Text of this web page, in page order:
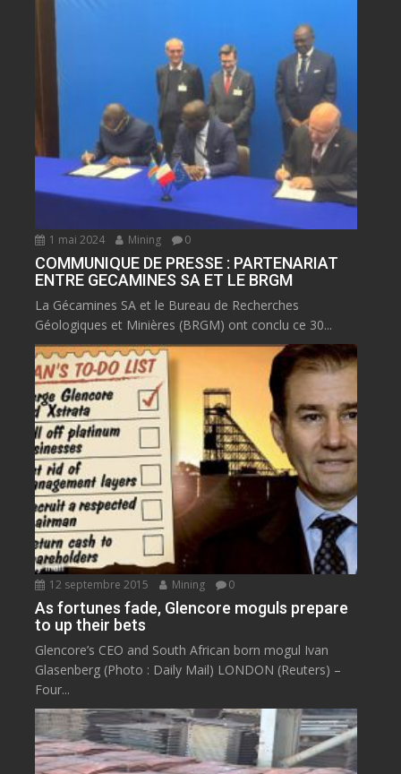
1 mai 2024 Mining 0
COMMUNIQUE DE PRESSE : PARTENARIAT
ENTRE GECAMINES SA ET LE BRGM
La Gécamines SA et le Bureau de Recherches
Géologiques et Minières (BRGM) ont conclu ce 30...
12 septembre 2015 Mining 0
As fortunes fade, Glencore moguls prepare
to up their bets
Glencore’s CEO and South African born mogul Ivan
Glasenberg (Photo : Daily Mail) LONDON (Reuters) –
Four...